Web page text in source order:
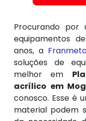
Procurando
equipamentos
anos, a
soluções de
melhor em
acrílico em
conosco. Esse é
material podem